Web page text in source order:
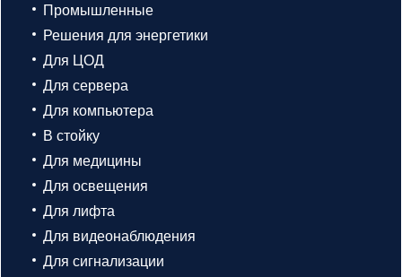
Промышленные
Решения для энергетики
Для ЦОД
Для сервера
Для компьютера
В стойку
Для медицины
Для освещения
Для лифта
Для видеонаблюдения
Для сигнализации